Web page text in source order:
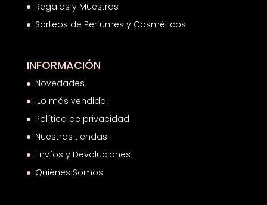
Regalos y Muestras
Sorteos de Perfumes y Cosméticos
INFORMACIÓN
Novedades
¡Lo más vendido!
Política de privacidad
Nuestras tiendas
Envíos y Devoluciones
Quiénes Somos